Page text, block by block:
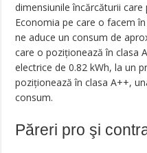
dimensiunile încărcăturii
Economia pe care o facem
ne aduce un consum de
care o poziţionează în clasa
electrice de 0.82 kWh, la un
poziţionează în clasa A++,
consum.
Păreri pro şi